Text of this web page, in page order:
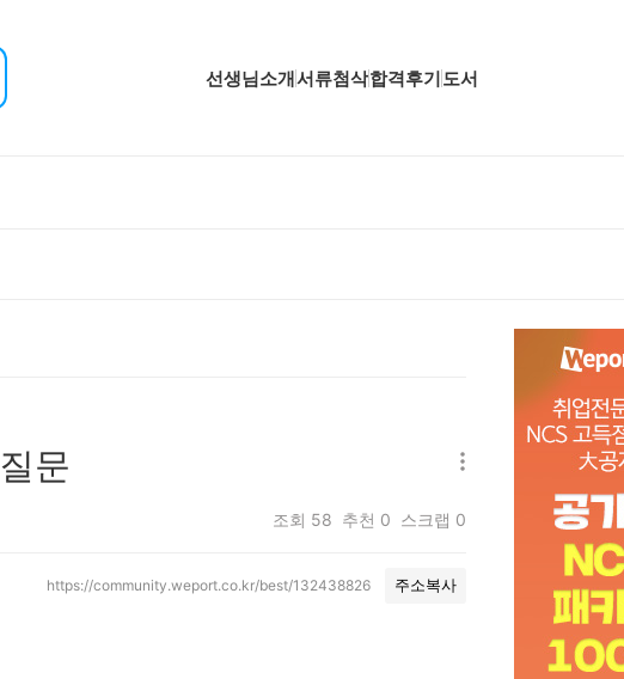
선생님소개서류첨삭합격후기 도서
문
조회 58 추천 0 스크랩 0
https://community.weport.co.kr/best/132438826 주소복사